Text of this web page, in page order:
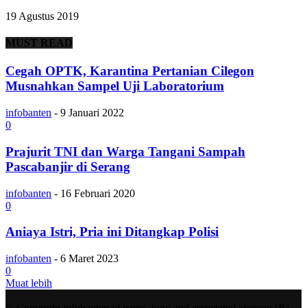
19 Agustus 2019
MUST READ
Cegah OPTK, Karantina Pertanian Cilegon
Musnahkan Sampel Uji Laboratorium
infobanten - 9 Januari 2022
0
Prajurit TNI dan Warga Tangani Sampah
Pascabanjir di Serang
infobanten - 16 Februari 2020
0
Aniaya Istri, Pria ini Ditangkap Polisi
infobanten - 6 Maret 2023
0
Muat lebih